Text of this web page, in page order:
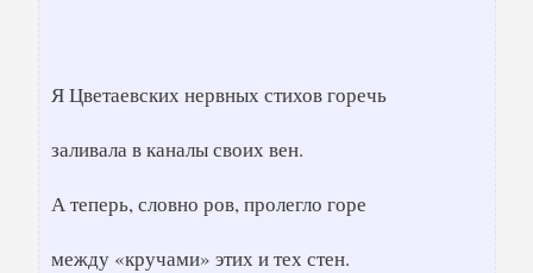
Я Цветаевских нервных стихов горечь
заливала в каналы своих вен.
А теперь, словно ров, пролегло горе
между «кручами» этих и тех стен.